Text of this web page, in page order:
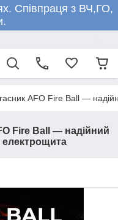
Співпраця з ВЧ,ГО,
AFO Fire Ball —
Fire Ball — надійний
електрощита